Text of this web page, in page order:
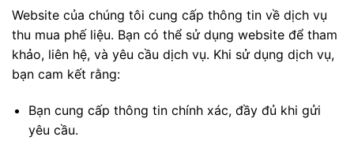
Website của chúng tôi cung cấp thông tin về dịch vụ
thu mua phế liệu. Bạn có thể sử dụng website để tham
khảo, liên hệ, và yêu cầu dịch vụ. Khi sử dụng dịch vụ,
bạn cam kết rằng:
Bạn cung cấp thông tin chính xác, đầy đủ khi gửi
yêu cầu.